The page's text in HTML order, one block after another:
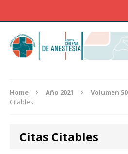
Home Año 2021 Volumen 50
Citables
Citas Citables